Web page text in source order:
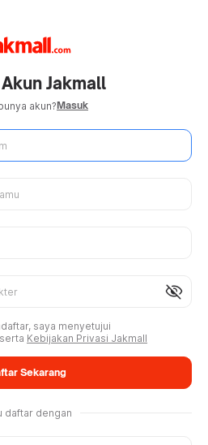
Jakmall
akun?Masuk
visibility_off
saya menyetujui
serta Kebijakan Privasi Jakmall
Sekarang
daftar dengan